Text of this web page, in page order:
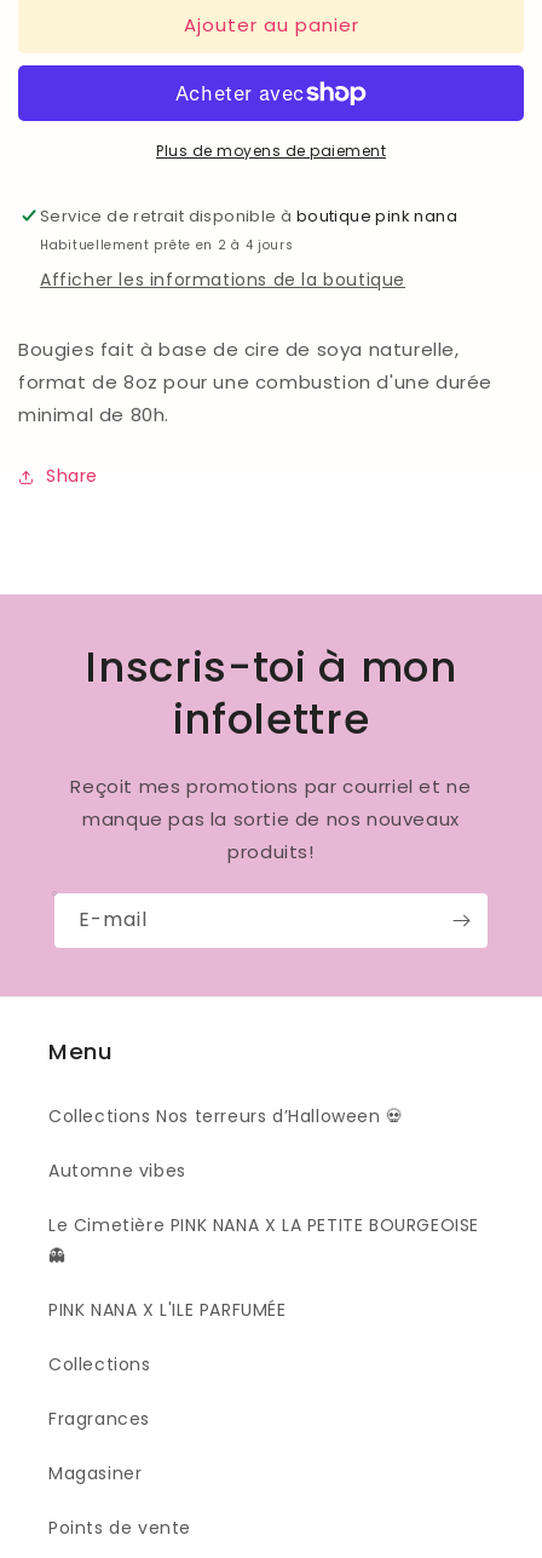
Bougie
Bougie
caramel
Ajouter au panier
Plus de moyens de paiement
Service de retrait disponible à boutique pink nana
Habituellement prête en 2 à 4 jours
Afficher les informations de la boutique
Bougies fait à base de cire de soya naturelle,
format de 8oz pour une combustion d'une durée
minimal de 80h.
Share
Inscris-toi à mon
infolettre
Reçoit mes promotions par courriel et ne
manque pas la sortie de nos nouveaux
produits!
E-mail
Menu
Collections Nos terreurs d’Halloween 💀
Automne vibes
Le Cimetière PINK NANA X LA PETITE BOURGEOISE
👻
PINK NANA X L'ILE PARFUMÉE
Collections
Fragrances
Magasiner
Points de vente